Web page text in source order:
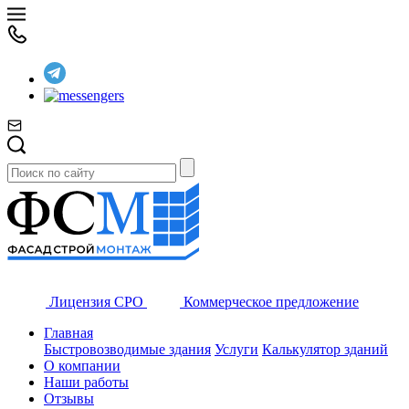
Лицензия СРО
Коммерческое предложение
Главная
Быстровозводимые здания Услуги Калькулятор зданий
О компании
Наши работы
Отзывы